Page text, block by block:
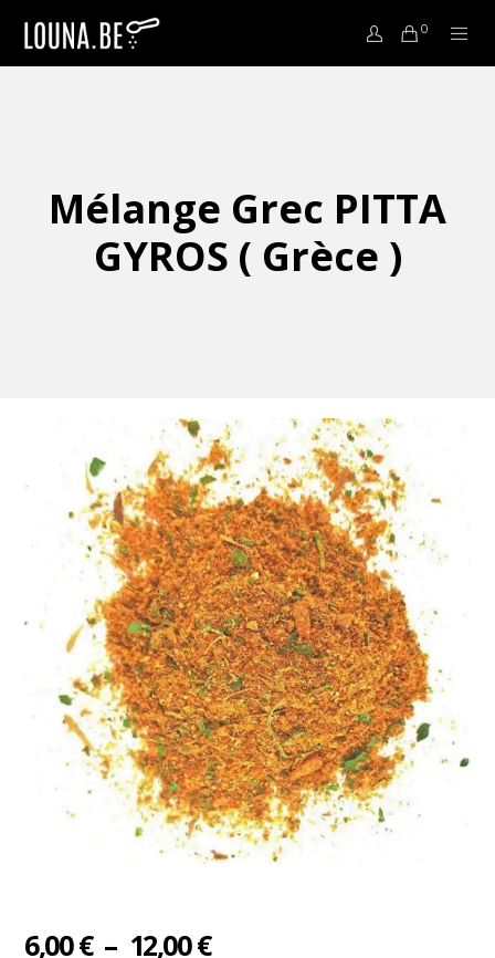
0
Mélange Grec PITTA
GYROS ( Grèce )
6,00€ – 12,00€Plage